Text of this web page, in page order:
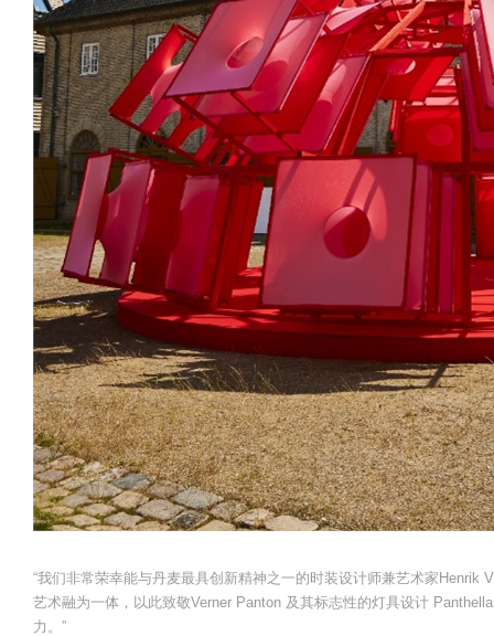
“我们非常荣幸能与丹麦最具创新精神之一的时装设计师兼艺术家
艺术融为一体，以此致敬Verner Panton 及其标志性的灯具设计
力。”